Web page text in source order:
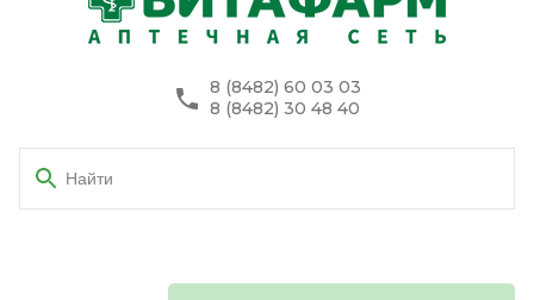
8 (8482) 60 03 03
8 (8482) 30 48 40